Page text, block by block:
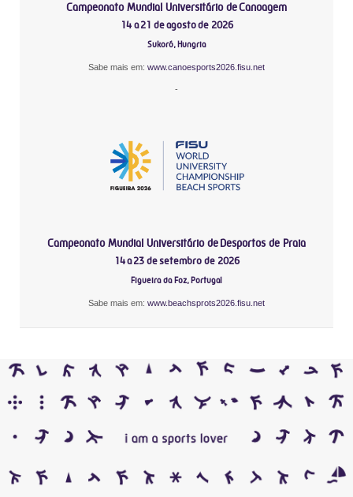
Campeonato Mundial Universitário de Canoagem
14 a 21 de agosto de 2026
Sukoró, Hungria
Sabe mais em: www.canoesports2026.fisu.net
-
Campeonato Mundial Universitário de Desportos de Praia
14 a 23 de setembro de 2026
Figueira da Foz, Portugal
Sabe mais em: www.beachsprots2026.fisu.net